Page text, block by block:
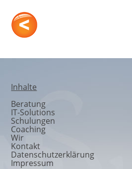
Inhalte
Beratung
IT-Solutions
Schulungen
Coaching
Wir
Kontakt
Datenschutzerklärung
Impressum